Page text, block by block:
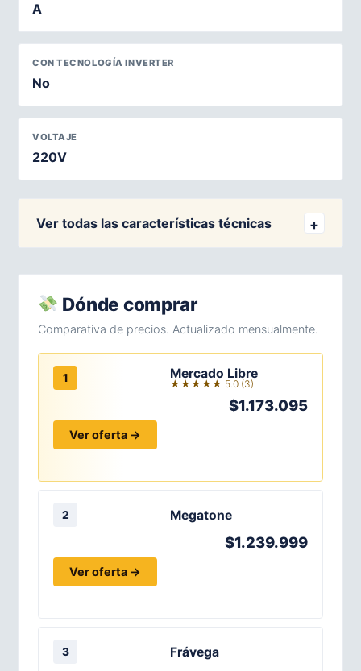
A
CON TECNOLOGÍA INVERTER
No
VOLTAJE
220V
Ver todas las características técnicas
Dónde comprar
Comparativa de precios. Actualizado mensualmente.
1 Mercado Libre
★★★★★ 5.0 (3)
$1.173.095
Ver oferta →
2 Megatone
$1.239.999
Ver oferta →
3 Frávega